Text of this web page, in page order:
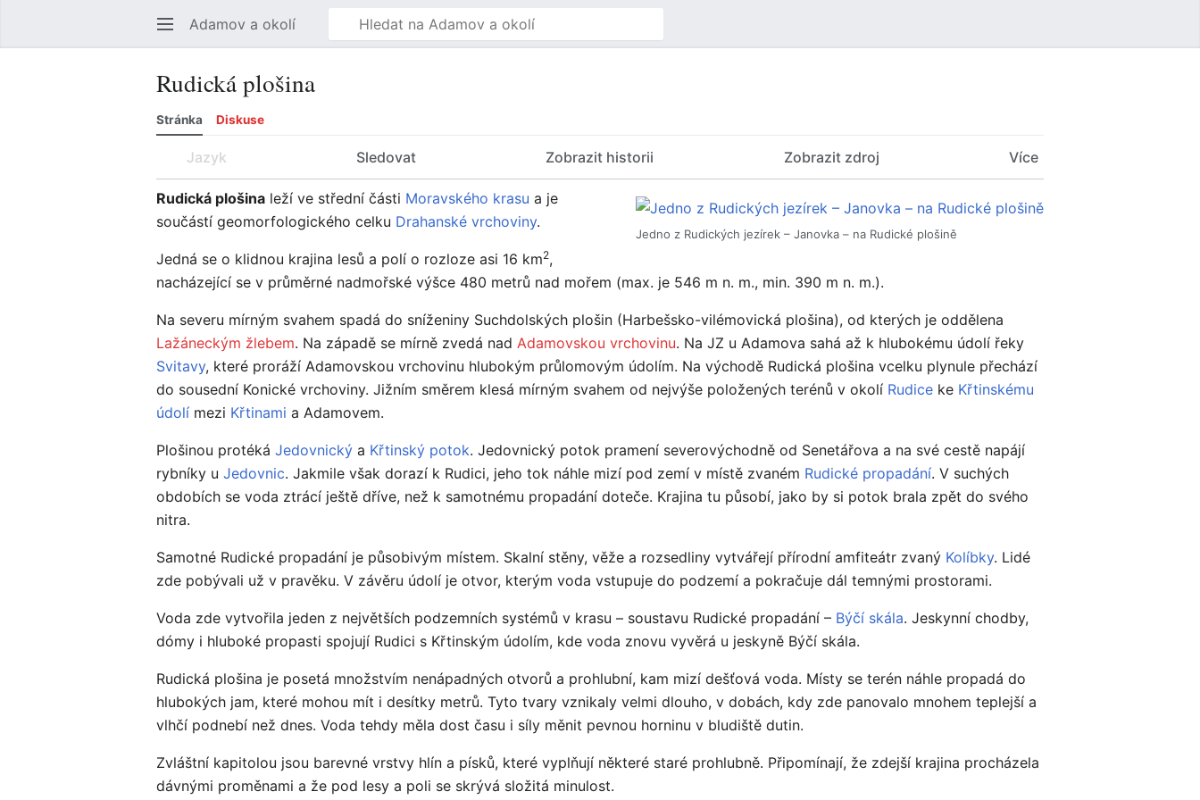
Adamov a okolí
Rudická plošina
Stránka Diskuse
Jazyk Sledovat Zobrazit historii Zobrazit zdroj Více
Jedno z Rudických jezírek – Janovka – na Rudické plošině
Rudická plošina leží ve střední části Moravského krasu a je
součástí geomorfologického celku Drahanské vrchoviny.
Jedná se o klidnou krajina lesů a polí o rozloze asi 16 km2,
nacházející se v průměrné nadmořské výšce 480 metrů nad mořem (max. je 546 m n. m., min. 390 m n. m.).
Na severu mírným svahem spadá do sníženiny Suchdolských plošin (Harbešsko-vilémovická plošina), od kterých je oddělena
Lažáneckým žlebem. Na západě se mírně zvedá nadAdamovskou vrchovinu. Na JZ u Adamova sahá až k hlubokému údolí řeky
Svitavy, které proráží Adamovskou vrchovinu hlubokým průlomovým údolím. Na východě Rudická plošina vcelku plynule přechází
do sousední Konické vrchoviny. Jižním směrem klesá mírným svahem od nejvýše položených terénů v okolí Rudice ke Křtinskému
údolí mezi Křtinami a Adamovem.
Plošinou protékáJedovnický a Křtinský potok. Jedovnický potok pramení severovýchodně od Senetářova a na své cestě napájí
rybníky uJedovnic. Jakmile však dorazí k Rudici, jeho tok náhle mizí pod zemí v místě zvaném Rudické propadání. V suchých
obdobích se voda ztrácí ještě dříve, než k samotnému propadání doteče. Krajina tu působí, jako by si potok brala zpět do svého
nitra.
Samotné Rudické propadání je působivým místem. Skalní stěny, věže a rozsedliny vytvářejí přírodní amfiteátr zvaný Kolíbky. Lidé
zde pobývali už v pravěku. V závěru údolí je otvor, kterým voda vstupuje do podzemí a pokračuje dál temnými prostorami.
Voda zde vytvořila jeden z největších podzemních systémů v krasu – soustavu Rudické propadání – Býčí skála. Jeskynní chodby,
dómy i hluboké propasti spojují Rudici s Křtinským údolím, kde voda znovu vyvěrá u jeskyně Býčí skála.
Rudická plošina je posetá množstvím nenápadných otvorů a prohlubní, kam mizí dešťová voda. Místy se terén náhle propadá do
hlubokých jam, které mohou mít i desítky metrů. Tyto tvary vznikaly velmi dlouho, v dobách, kdy zde panovalo mnohem teplejší a
vlhčí podnebí než dnes. Voda tehdy měla dost času i síly měnit pevnou horninu v bludiště dutin.
Zvláštní kapitolou jsou barevné vrstvy hlín a písků, které vyplňují některé staré prohlubně. Připomínají, že zdejší krajina procházela
dávnými proměnami a že pod lesy a poli se skrývá složitá minulost.